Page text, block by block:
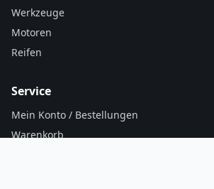
Werkzeuge
Motoren
Reifen
Service
Mein Konto / Bestellungen
Warenkorb